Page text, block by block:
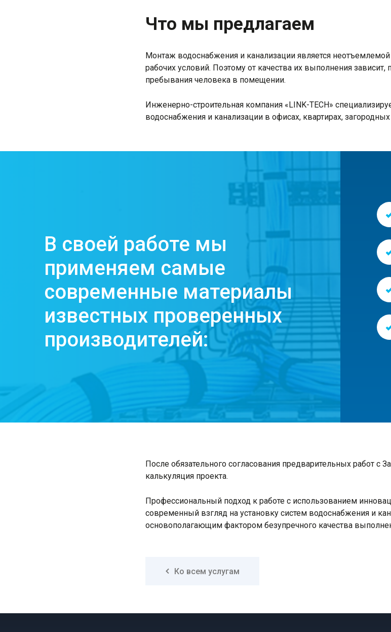
Что мы предлагаем
Монтаж водоснабжения и канализации является
рабочих условий. Поэтому от качества их выполнения
пребывания человека в помещении.
Инженерно-строительная компания «LINK-TECH»
водоснабжения и канализации в офисах, квартирах,
В своей работе мы
применяем самые
современные материалы
известных проверенных
производителей:
После обязательного согласования предварительных работ с
калькуляция проекта.
Профессиональный подход к работе с использованием
современный взгляд на установку систем водоснабжения и
основополагающим фактором безупречного качества
Ко всем услугам